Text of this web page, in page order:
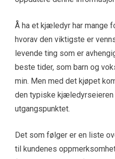
Å ha et kjæledyr har mange
hvorav den viktigste er
levende ting som er
beste tider, som barn og
min. Men med det kjøpet
den typiske
utgangspunktet.
Det som følger er en liste
til kundenes